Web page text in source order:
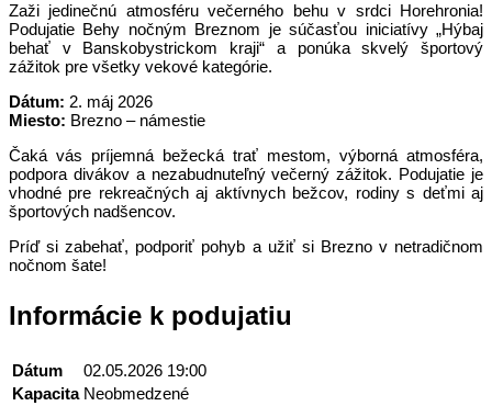
Zaži jedinečnú atmosféru večerného behu v srdci Horehronia!
Podujatie Behy nočným Breznom je súčasťou iniciatívy „Hýbaj
behať v Banskobystrickom kraji“ a ponúka skvelý športový
zážitok pre všetky vekové kategórie.
Dátum: 2. máj 2026
Miesto: Brezno – námestie
Čaká vás príjemná bežecká trať mestom, výborná atmosféra,
podpora divákov a nezabudnuteľný večerný zážitok. Podujatie je
vhodné pre rekreačných aj aktívnych bežcov, rodiny s deťmi aj
športových nadšencov.
Príď si zabehať, podporiť pohyb a užiť si Brezno v netradičnom
nočnom šate!
Informácie k podujatiu
Dátum
02.05.2026 19:00
Kapacita Neobmedzené